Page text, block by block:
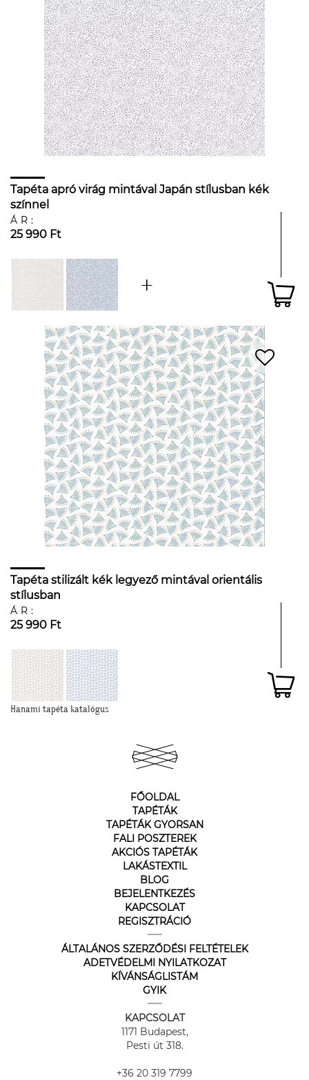
Tapéta apró virág mintával Japán stílusban kék
színnel
ÁR:
25 990 Ft
Tapéta stilizált kék legyező mintával orientális
stílusban
ÁR:
25 990 Ft
Hanami tapéta katalógus
FŐOLDAL
TAPÉTÁK
TAPÉTÁK GYORSAN
FALI POSZTEREK
AKCIÓS TAPÉTÁK
LAKÁSTEXTIL
BLOG
BEJELENTKEZÉS
KAPCSOLAT
REGISZTRÁCIÓ
ÁLTALÁNOS SZERZŐDÉSI FELTÉTELEK
ADETVÉDELMI NYILATKOZAT
KÍVÁNSÁGLISTÁM
GYIK
KAPCSOLAT
1171 Budapest,
Pesti út 318.
+36 20 319 7799